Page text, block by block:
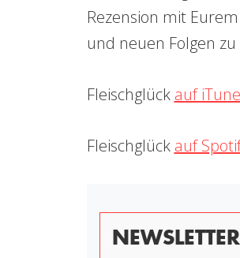
Rezension mit
und neuen Folgen
Fleischglück auf
Fleischglück auf
NEWSLETTER